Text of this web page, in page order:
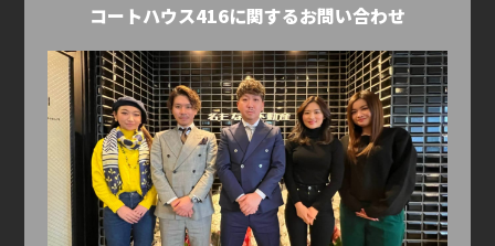
コートハウス416に関するお問い合わせ